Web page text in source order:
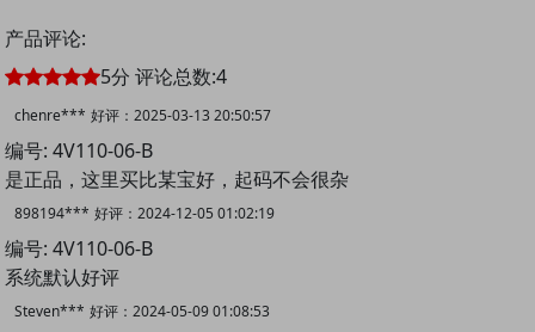
产品评论:
5分 评论总数:4
chenre*** 好评： 2025-03-13 20:50:57
编号: 4V110-06-B
是正品，这里买比某宝好，起码不会很杂
898194*** 好评： 2024-12-05 01:02:19
编号: 4V110-06-B
系统默认好评
Steven*** 好评： 2024-05-09 01:08:53